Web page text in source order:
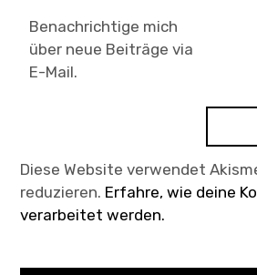
Benachrichtige mich
über neue Beiträge via
E-Mail.
Diese Website verwendet
reduzieren. Erfahre, wie deine
verarbeitet werden.